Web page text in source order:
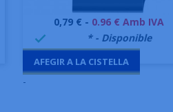
 Vista ràpida
Preu
0,79 € - 0.96 € Amb IVA
 * - Disponible
AFEGIR A LA CISTELLA
-